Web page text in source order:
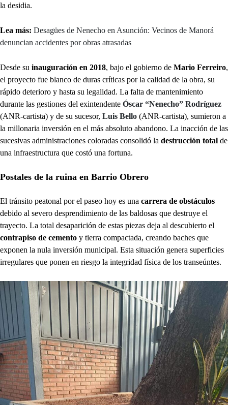
la desidia.
Lea más: Desagües de Nenecho en Asunción: Vecinos de Manorá
denuncian accidentes por obras atrasadas
Desde su inauguración en 2018, bajo el gobierno de Mario Ferreiro,
el proyecto fue blanco de duras críticas por la calidad de la obra, su
rápido deterioro y hasta su legalidad. La falta de mantenimiento
durante las gestiones del exintendente Óscar “Nenecho” Rodríguez
(ANR-cartista) y de su sucesor, Luis Bello (ANR-cartista), sumieron a
la millonaria inversión en el más absoluto abandono. La inacción de las
sucesivas administraciones coloradas consolidó la destrucción total de
una infraestructura que costó una fortuna.
Postales de la ruina en Barrio Obrero
El tránsito peatonal por el paseo hoy es una carrera de obstáculos
debido al severo desprendimiento de las baldosas que destruye el
trayecto. La total desaparición de estas piezas deja al descubierto el
contrapiso de cemento y tierra compactada, creando baches que
exponen la nula inversión municipal. Esta situación genera superficies
irregulares que ponen en riesgo la integridad física de los transeúntes.